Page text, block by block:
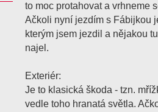
to moc protahovat a vrhneme
Ačkoli nyní jezdím s Fábijkou
kterým jsem jezdil a nějakou
najel.
Exteriér:
Je to klasická škoda - tzn.
vedle toho hranatá světla.